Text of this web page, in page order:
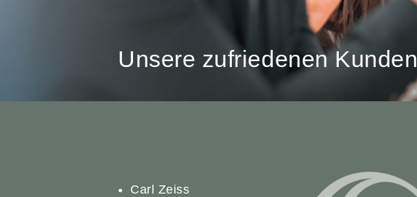
Unsere zufriedenen Kunden
Carl Zeiss